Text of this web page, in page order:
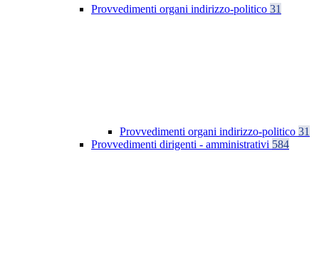
Provvedimenti organi indirizzo-politico 31
Provvedimenti organi indirizzo-politico 31
Provvedimenti dirigenti - amministrativi 584